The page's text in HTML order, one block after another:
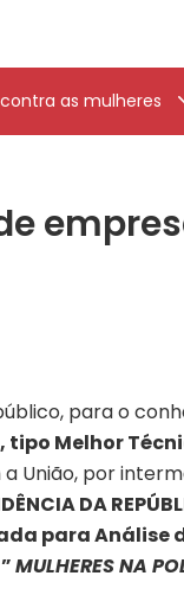
as mulheres
para o
Melhor
União, por
DA
para Análise
”MULHERES NA